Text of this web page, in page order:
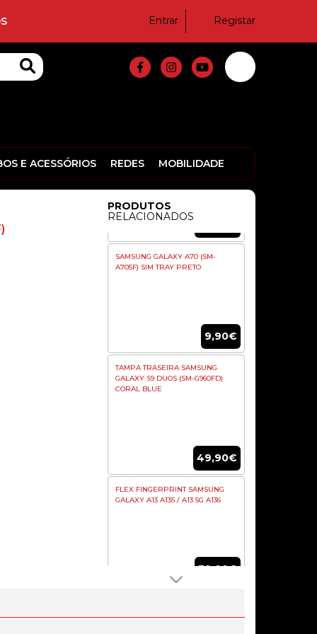
Entrar Registar
E ACESSÓRIOS REDES MOBILIDADE
PRODUTOS
RELACIONADOS
CAMERA SAMSUNG GALAXY A3
2016 (A310F) 13MPX
TAMPA TRÁS SAMSUNG GALAXY
SAMSUNG GALAXY A70 (SM-
A705F) SIM TRAY PRETO
9,90€
TAMPA TRASEIRA SAMSUNG
GALAXY S9 DUOS (SM-G960FD)
CORAL BLUE
49,90€
FLEX FINGERPRINT SAMSUNG
GALAXY A13 A135 / A13 5G A136
39,00€